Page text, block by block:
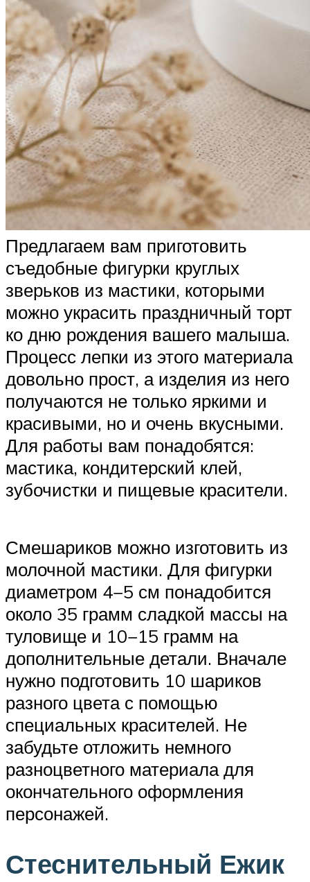
Предлагаем вам приготовить
съедобные фигурки круглых
зверьков из мастики, которыми
можно украсить праздничный торт
ко дню рождения вашего малыша.
Процесс лепки из этого материала
довольно прост, а изделия из него
получаются не только яркими и
красивыми, но и очень вкусными.
Для работы вам понадобятся:
мастика, кондитерский клей,
зубочистки и пищевые красители.
Смешариков можно изготовить из
молочной мастики. Для фигурки
диаметром 4−5 см понадобится
около 35 грамм сладкой массы на
туловище и 10−15 грамм на
дополнительные детали. Вначале
нужно подготовить 10 шариков
разного цвета с помощью
специальных красителей. Не
забудьте отложить немного
разноцветного материала для
окончательного оформления
персонажей.
Стеснительный Ежик